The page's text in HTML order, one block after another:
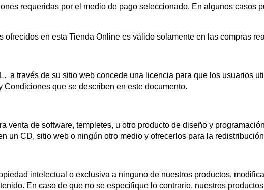
requeridas por el medio de pago seleccionado. En algunos casos
ofrecidos en esta Tienda Online es válido solamente en las compras
a través de su sitio web concede una licencia para que los usuarios
Condiciones que se describen en este documento.
venta de software, templetes, u otro producto de diseño y
un CD, sitio web o ningún otro medio y ofrecerlos para la
intelectual o exclusiva a ninguno de nuestros productos,
En caso de que no se especifique lo contrario, nuestros